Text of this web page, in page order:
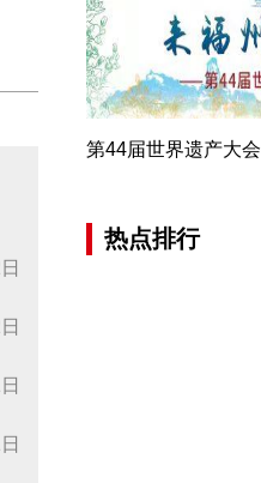
第44届世界遗产大会
热点排行